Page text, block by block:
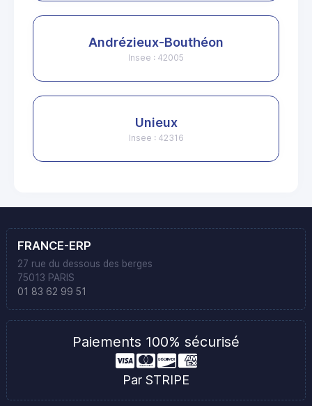
Andrézieux-Bouthéon
Insee : 42005
Unieux
Insee : 42316
FRANCE-ERP
27 rue du dessous des berges
75013 PARIS
01 83 62 99 51
Paiements 100% sécurisé
Par STRIPE